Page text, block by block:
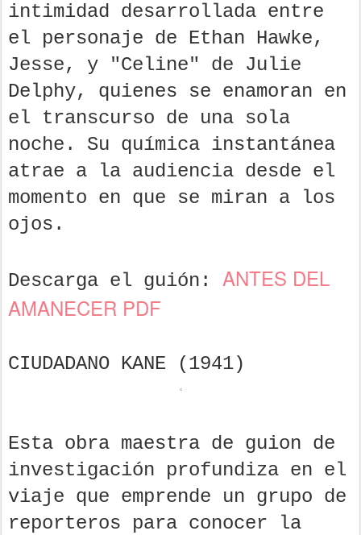
intimidad desarrollada entre
el personaje de Ethan Hawke,
Jesse, y "Celine" de Julie
Delphy, quienes se enamoran en
el transcurso de una sola
noche. Su química instantánea
atrae a la audiencia desde el
momento en que se miran a los
ojos.
Descarga el guión: ANTES DEL
AMANECER PDF
CIUDADANO KANE (1941)
Esta obra maestra de guion de
investigación profundiza en el
viaje que emprende un grupo de
reporteros para conocer la